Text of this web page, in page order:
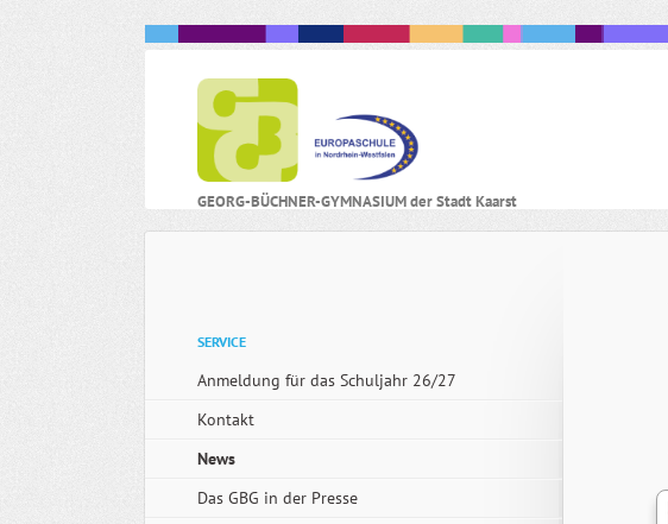
GEORG-BÜCHNER-GYMNASIUM der Stadt KaarstNavigation
Navigation
SERVICE
Anmeldung für das Schuljahr 26/27
Kontakt
News
Das GBG in der Presse